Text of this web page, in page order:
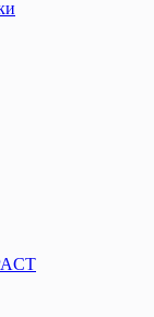
и аксессуары